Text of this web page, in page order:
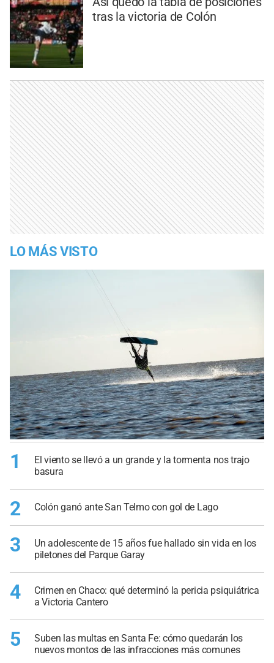
tras la victoria de Colón
LO MÁS VISTO
1
El viento se llevó a un grande y la tormenta nos trajo
basura
2 Colón ganó ante San Telmo con gol de Lago
3
Un adolescente de 15 años fue hallado sin vida en los
piletones del Parque Garay
4
Crimen en Chaco: qué determinó la pericia psiquiátrica
a Victoria Cantero
5
Suben las multas en Santa Fe: cómo quedarán los
nuevos montos de las infracciones más comunes